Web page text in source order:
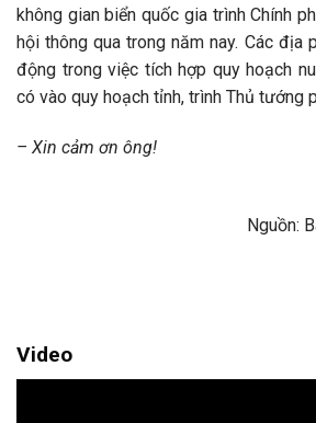
không gian biển quốc gia trình Chính
hội thông qua trong năm nay. Các địa
động trong việc tích hợp quy hoạch
có vào quy hoạch tỉnh, trình Thủ tướng
– Xin cảm ơn ông!
Nguồn:
Video